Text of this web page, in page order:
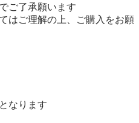
ご了承願います
はご理解の上、ご購入をお願
なります